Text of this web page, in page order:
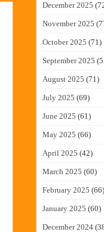
December 2025
November 2025
October 2025 (71)
September 2025
August 2025 (71)
July 2025 (69)
June 2025 (61)
May 2025 (66)
April 2025 (42)
March 2025 (60)
February 2025 (66)
January 2025 (60)
December 2024